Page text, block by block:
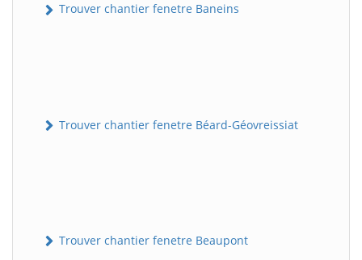
Trouver chantier fenetre Baneins
Trouver chantier fenetre Béard-Géovreissiat
Trouver chantier fenetre Beaupont